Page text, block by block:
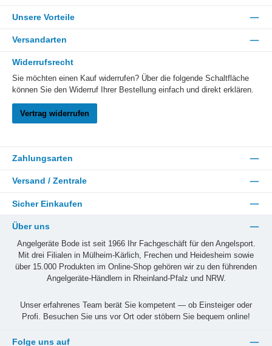
Unsere Vorteile
Versandarten
Widerrufsrecht
Sie möchten einen Kauf widerrufen? Über die folgende Schaltfläche
können Sie den Widerruf Ihrer Bestellung einfach und direkt erklären.
Vertrag widerrufen
Zahlungsarten
Versand / Zentrale
Sicher Einkaufen
Über uns
Angelgeräte Bode ist seit 1966 Ihr Fachgeschäft für den Angelsport.
Mit drei Filialen in Mülheim-Kärlich, Frechen und Heidesheim sowie
über 15.000 Produkten im Online-Shop gehören wir zu den führenden
Angelgeräte-Händlern in Rheinland-Pfalz und NRW.
Unser erfahrenes Team berät Sie kompetent — ob Einsteiger oder
Profi. Besuchen Sie uns vor Ort oder stöbern Sie bequem online!
Folge uns auf